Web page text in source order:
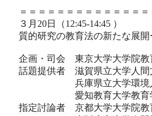
＝＝＝＝＝＝＝＝＝＝＝＝＝
３月20日（12:45-14:45 ）
質的研究の教育法の新たな展
企画・司会 東京大学大学院
話題提供者 滋賀県立大学
兵庫県立大学環境
愛知教育大学教育
指定討論者 京都大学大学院